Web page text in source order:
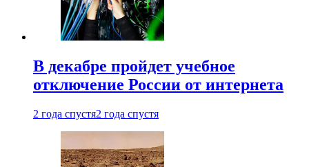
В декабре пройдет учебное
отключение России от интернета
2 года спустя2 года спустя